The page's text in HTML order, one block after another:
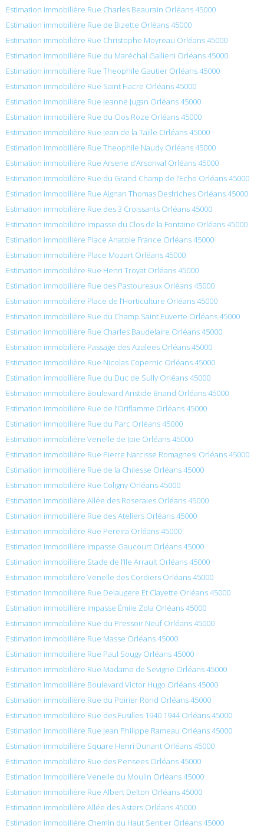
Estimation immobilière Rue Charles Beaurain Orléans 45000
Estimation immobilière Rue de Bizette Orléans 45000
Estimation immobilière Rue Christophe Moyreau Orléans 45000
Estimation immobilière Rue du Maréchal Gallieni Orléans 45000
Estimation immobilière Rue Theophile Gautier Orléans 45000
Estimation immobilière Rue Saint Fiacre Orléans 45000
Estimation immobilière Rue Jeanne Jugan Orléans 45000
Estimation immobilière Rue du Clos Roze Orléans 45000
Estimation immobilière Rue Jean de la Taille Orléans 45000
Estimation immobilière Rue Theophile Naudy Orléans 45000
Estimation immobilière Rue Arsene d’Arsonval Orléans 45000
Estimation immobilière Rue du Grand Champ de l’Echo Orléans 45000
Estimation immobilière Rue Aignan Thomas Desfriches Orléans 45000
Estimation immobilière Rue des 3 Croissants Orléans 45000
Estimation immobilière Impasse du Clos de la Fontaine Orléans 45000
Estimation immobilière Place Anatole France Orléans 45000
Estimation immobilière Place Mozart Orléans 45000
Estimation immobilière Rue Henri Troyat Orléans 45000
Estimation immobilière Rue des Pastoureaux Orléans 45000
Estimation immobilière Place de l’Horticulture Orléans 45000
Estimation immobilière Rue du Champ Saint Euverte Orléans 45000
Estimation immobilière Rue Charles Baudelaire Orléans 45000
Estimation immobilière Passage des Azalees Orléans 45000
Estimation immobilière Rue Nicolas Copernic Orléans 45000
Estimation immobilière Rue du Duc de Sully Orléans 45000
Estimation immobilière Boulevard Aristide Briand Orléans 45000
Estimation immobilière Rue de l’Oriflamme Orléans 45000
Estimation immobilière Rue du Parc Orléans 45000
Estimation immobilière Venelle de Joie Orléans 45000
Estimation immobilière Rue Pierre Narcisse Romagnesi Orléans 45000
Estimation immobilière Rue de la Chilesse Orléans 45000
Estimation immobilière Rue Coligny Orléans 45000
Estimation immobilière Allée des Roseraies Orléans 45000
Estimation immobilière Rue des Ateliers Orléans 45000
Estimation immobilière Rue Pereira Orléans 45000
Estimation immobilière Impasse Gaucourt Orléans 45000
Estimation immobilière Stade de l’Ile Arrault Orléans 45000
Estimation immobilière Venelle des Cordiers Orléans 45000
Estimation immobilière Rue Delaugere Et Clayette Orléans 45000
Estimation immobilière Impasse Émile Zola Orléans 45000
Estimation immobilière Rue du Pressoir Neuf Orléans 45000
Estimation immobilière Rue Masse Orléans 45000
Estimation immobilière Rue Paul Sougy Orléans 45000
Estimation immobilière Rue Madame de Sevigne Orléans 45000
Estimation immobilière Boulevard Victor Hugo Orléans 45000
Estimation immobilière Rue du Poirier Rond Orléans 45000
Estimation immobilière Rue des Fusilles 1940 1944 Orléans 45000
Estimation immobilière Rue Jean Philippe Rameau Orléans 45000
Estimation immobilière Square Henri Dunant Orléans 45000
Estimation immobilière Rue des Pensees Orléans 45000
Estimation immobilière Venelle du Moulin Orléans 45000
Estimation immobilière Rue Albert Delton Orléans 45000
Estimation immobilière Allée des Asters Orléans 45000
Estimation immobilière Chemin du Haut Sentier Orléans 45000